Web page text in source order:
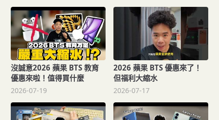
沒誠意2026 蘋果 BTS 教育
優惠來啦！值得買什麼
2026-07-19
2026 蘋果 BTS 優惠來了！
但福利大縮水
2026-07-17